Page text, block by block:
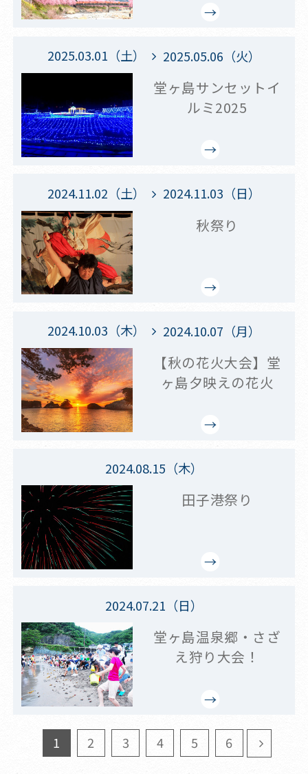
2025.03.01（土） 2025.05.06（火）
堂ヶ島サンセットイ
ルミ2025
2024.11.02（土） 2024.11.03（日）
秋祭り
2024.10.03（木） 2024.10.07（月）
【秋の花火大会】堂
ヶ島夕映えの花火
2024.08.15（木）
田子港祭り
2024.07.21（日）
堂ヶ島温泉郷・さざ
え狩り大会！
1 2 3 4 5 6